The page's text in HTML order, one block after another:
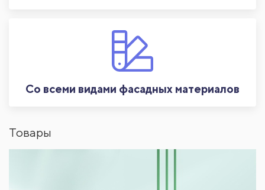
Со всеми видами фасадных материалов
Товары